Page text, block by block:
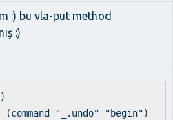
:) bu vla-put method
:)
"_.undo" "begin")